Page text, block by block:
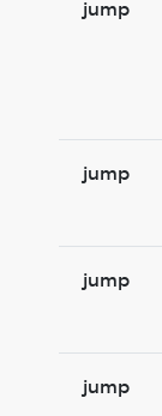
jump
jump
jump
jump